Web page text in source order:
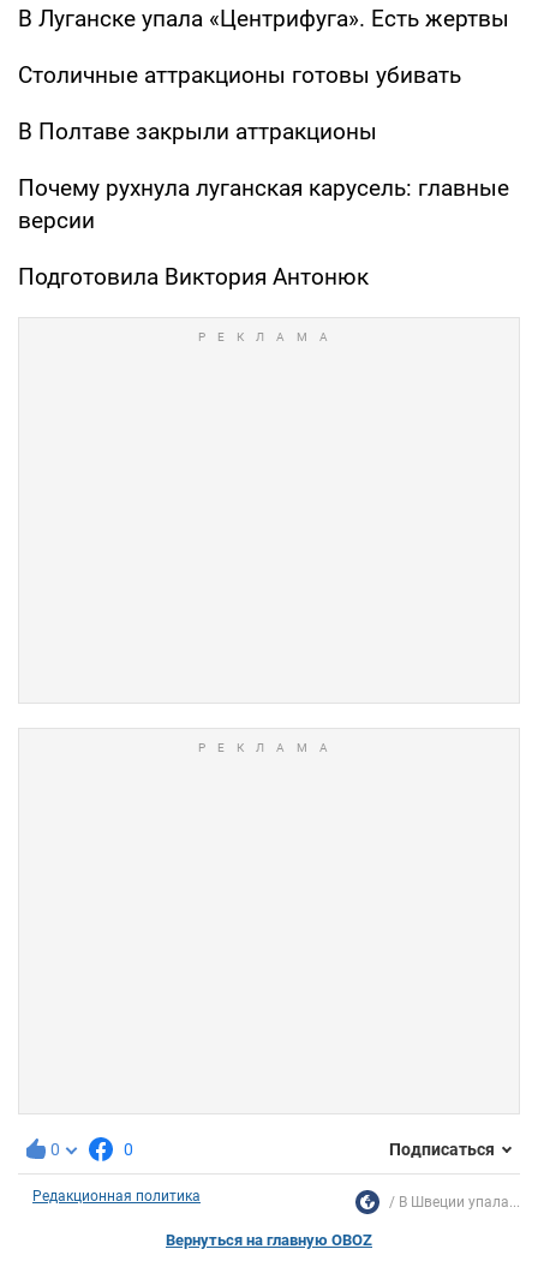
В Луганске упала «Центрифуга». Есть жертвы
Столичные аттракционы готовы убивать
В Полтаве закрыли аттракционы
Почему рухнула луганская карусель: главные
версии
Подготовила Виктория Антонюк
0 0 Подписаться
Редакционная политика В Швеции упала...
Вернуться на главную OBOZ